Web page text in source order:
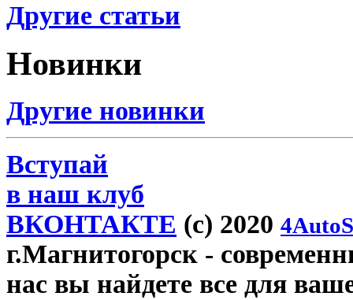
Другие статьи
Новинки
Другие новинки
Вступай
в наш клуб
ВКОНТАКТЕ (c) 2020
г.Магнитогорск -
нас вы найдете все для